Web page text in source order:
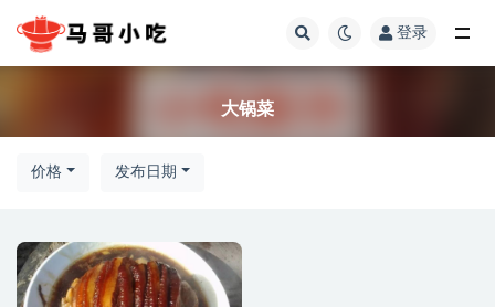
登录
大锅菜
价格 发布日期